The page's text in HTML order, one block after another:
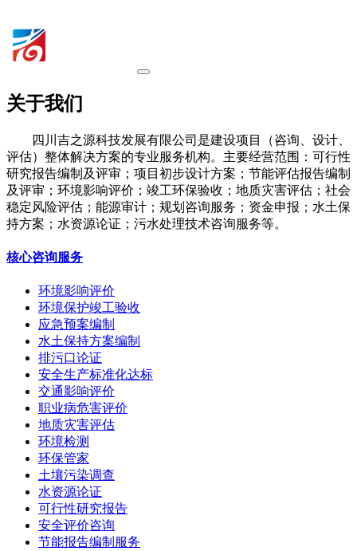
关于我们
四川吉之源科技发展有限公司是建设项目（咨询、设计、
评估）整体解决方案的专业服务机构。主要经营范围：可行性
研究报告编制及评审；项目初步设计方案；节能评估报告编制
及评审；环境影响评价；竣工环保验收；地质灾害评估；社会
稳定风险评估；能源审计；规划咨询服务；资金申报；水土保
持方案；水资源论证；污水处理技术咨询服务等。
核心咨询服务
环境影响评价
环境保护竣工验收
应急预案编制
水土保持方案编制
排污口论证
安全生产标准化达标
交通影响评价
职业病危害评价
地质灾害评估
环境检测
环保管家
土壤污染调查
水资源论证
可行性研究报告
安全评价咨询
节能报告编制服务